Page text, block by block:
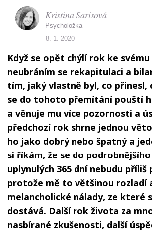
Když se opět chýlí rok ke svému
neubráním se rekapitulaci a
tím, jaký vlastně byl, co přinesl,
se do tohoto přemítání pouští
a věnuje mu více pozornosti a
předchozí rok shrne jednou
ho jako dobrý nebo špatný a
si říkám, že se do
uplynulých 365 dní nebudu příliš
protože mě to většinou rozladí
melancholické nálady, ze které
dostává. Další rok života za
nasbírané zkušenosti, další
Kristina Sarisová
Psycholožka
8. 1. 2020